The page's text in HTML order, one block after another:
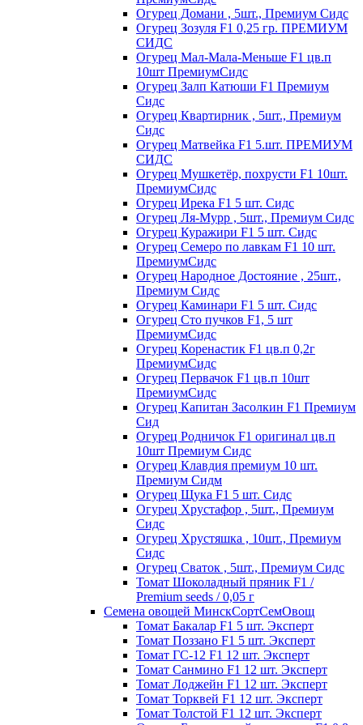
Огурец Домани , 5шт., Премиум Сидс
Огурец Зозуля F1 0,25 гр. ПРЕМИУМ
СИДС
Огурец Мал-Мала-Меньше F1 цв.п
10шт ПремиумСидс
Огурец Залп Катюши F1 Премиум
Сидс
Огурец Квартирник , 5шт., Премиум
Сидс
Огурец Матвейка F1 5.шт. ПРЕМИУМ
СИДС
Огурец Мушкетёр, похрусти F1 10шт.
ПремиумСидс
Огурец Ирека F1 5 шт. Сидс
Огурец Ля-Мурр , 5шт., Премиум Сидс
Огурец Куражири F1 5 шт. Сидс
Огурец Семеро по лавкам F1 10 шт.
ПремиумСидс
Огурец Народное Достояние , 25шт.,
Премиум Сидс
Огурец Каминари F1 5 шт. Сидс
Огурец Сто пучков F1, 5 шт
ПремиумСидс
Огурец Коренастик F1 цв.п 0,2г
ПремиумСидс
Огурец Первачок F1 цв.п 10шт
ПремиумСидс
Огурец Капитан Засолкин F1 Премиум
Сид
Огурец Родничок F1 оригинал цв.п
10шт Премиум Сидс
Огурец Клавдия премиум 10 шт.
Премиум Сидм
Огурец Щука F1 5 шт. Сидс
Огурец Хрустафор , 5шт., Премиум
Сидс
Огурец Хрустяшка , 10шт., Премиум
Сидс
Огурец Сваток , 5шт., Премиум Сидс
Томат Шоколадный пряник F1 /
Premium seeds / 0,05 г
Семена овощей МинскСортСемОвощ
Томат Бакалар F1 5 шт. Эксперт
Томат Поззано F1 5 шт. Эксперт
Томат ГС-12 F1 12 шт. Эксперт
Томат Санмино F1 12 шт. Эксперт
Томат Лоджейн F1 12 шт. Эксперт
Томат Торквей F1 12 шт. Эксперт
Томат Толстой F1 12 шт. Эксперт